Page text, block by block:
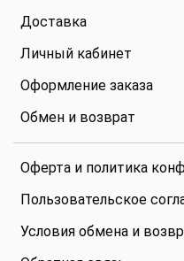
Доставка
Личный кабинет
Оформление заказа
Обмен и возврат
Оферта и политика
Пользовательское
Условия обмена и